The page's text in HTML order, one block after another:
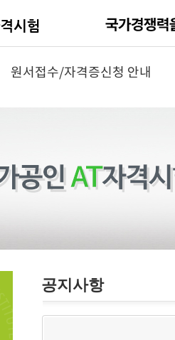
원서접수/자격증신청 안내
공지사항